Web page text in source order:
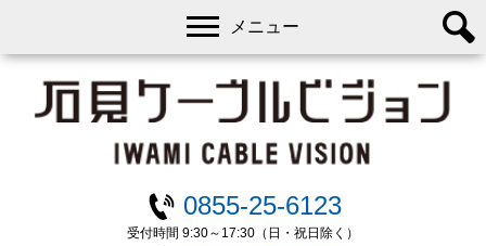
0855-25-6123
受付時間 9:30～17:30（日・祝日除く）
メニュー